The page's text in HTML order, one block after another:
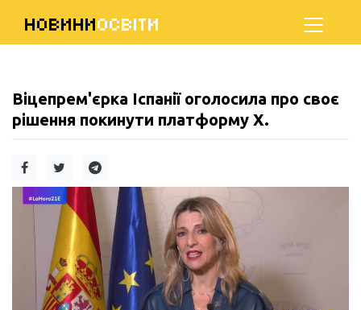
НОВИНИОСВІТИ
Віцепрем'єрка Іспанії оголосила про своє
рішення покинути платформу Х.